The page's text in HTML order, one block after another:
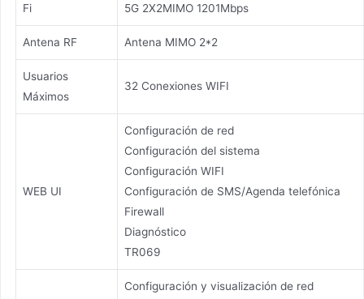
Fi 5G 2X2MIMO 1201Mbps
Antena RF Antena MIMO 2*2
Usuarios
Máximos
32 Conexiones WIFI
WEB UI
Configuración de red
Configuración del sistema
Configuración WIFI
Configuración de SMS/Agenda telefónica
Firewall
Diagnóstico
TR069
Configuración y visualización de red